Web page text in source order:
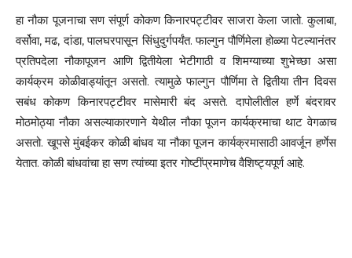
हा नौका पूजनाचा सण संपूर्ण कोकण किनारपट्टीवर साजरा केला जातो. कुलाबा,
वर्सोवा, मढ, दांडा, पालघरपासून सिंधुदुर्गपर्यंत. फाल्गुन पौर्णिमेला होळ्या पेटल्यानंतर
प्रतिपदेला नौकापूजन आणि द्वितीयेला भेटीगाठी व शिमग्याच्या शुभेच्छा असा
कार्यक्रम कोळीवाड्यांतून असतो. त्यामुळे फाल्गुन पौर्णिमा ते द्वितीया तीन दिवस
सबंध कोकण किनारपट्टीवर मासेमारी बंद असते. दापोलीतील हर्णे बंदरावर
मोठमोठ्या नौका असल्याकारणाने येथील नौका पूजन कार्यक्रमाचा थाट वेगळाच
असतो. खूपसे मुंबईकर कोळी बांधव या नौका पूजन कार्यक्रमासाठी आवर्जून हर्णेस
येतात. कोळी बांधवांचा हा सण त्यांच्या इतर गोष्टींप्रमाणेच वैशिष्ट्यपूर्ण आहे.